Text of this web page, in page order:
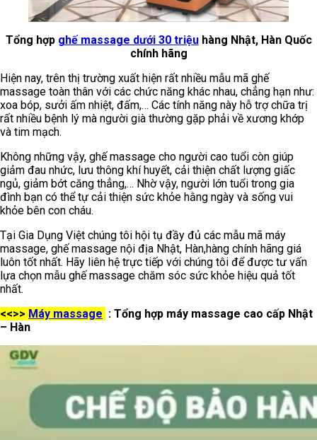
Tổng hợp ghế massage dưới 30 triệuhàng Nhật, Hàn Quốc
chính hãng
Hiện nay, trên thị trường xuất hiện rất nhiều mẫu mã ghế
massage toàn thân với các chức năng khác nhau, chẳng hạn như:
xoa bóp, sưởi ấm nhiệt, đấm,… Các tính năng này hỗ trợ chữa trị
rất nhiều bệnh lý mà người già thường gặp phải về xương khớp
và tim mạch.
Không những vậy, ghế massage cho người cao tuổi còn giúp
giảm đau nhức, lưu thông khí huyết, cải thiện chất lượng giấc
ngủ, giảm bớt căng thẳng,… Nhờ vậy, người lớn tuổi trong gia
đình bạn có thể tự cải thiện sức khỏe hằng ngày và sống vui
khỏe bên con cháu.
Tại Gia Dụng Việt chúng tôi hội tụ đầy đủ các mẫu mã máy
massage, ghế massage nội địa Nhật, Hàn,hàng chính hãng giá
luôn tốt nhất. Hãy liên hệ trực tiếp với chúng tôi để được tư vấn
lựa chọn mẫu ghế massage chăm sóc sức khỏe hiệu quả tốt
nhất.
<<>> Máy massage : Tổng hợp máy massage cao cấp Nhật
– Hàn